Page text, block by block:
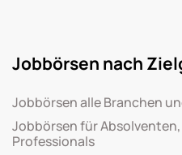
Jobbörsen nach
Jobbörsen alle Branchen
Jobbörsen für
Professionals